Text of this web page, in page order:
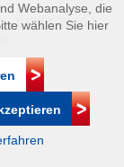
32 50 |
Webanalyse, die
wählen Sie hier